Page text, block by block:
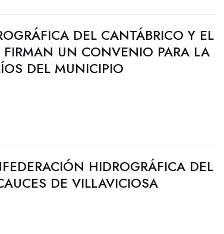
DEL CANTÁBRICO Y EL
UN CONVENIO PARA LA
DEL MUNICIPIO
HIDROGRÁFICA DEL
DE VILLAVICIOSA